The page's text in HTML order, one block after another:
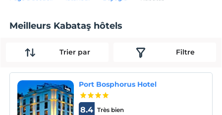
Meilleurs Kabataş hôtels
Trier par Filtre
Port Bosphorus Hotel
Très bien
8.4